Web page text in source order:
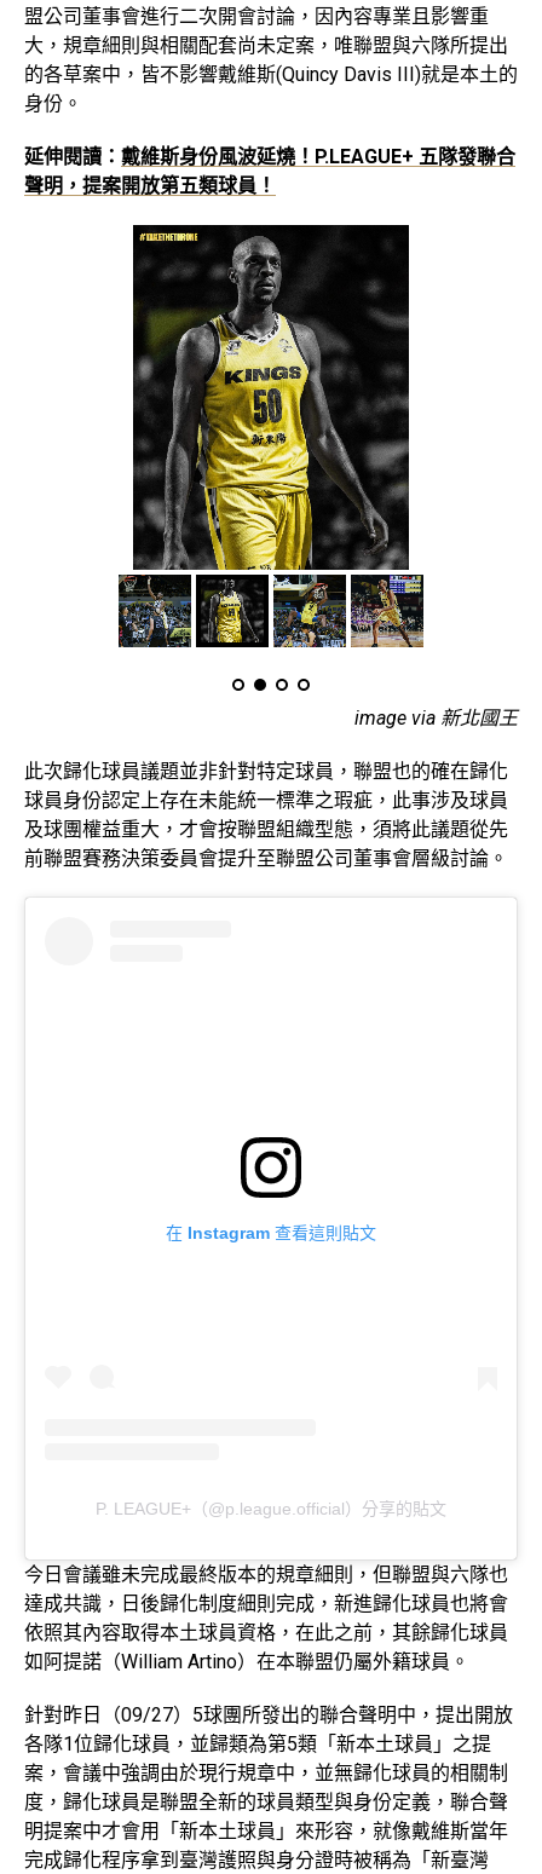
盟公司董事會進行二次開會討論，因內容專業且影響重
大，規章細則與相關配套尚未定案，唯聯盟與六隊所提出
的各草案中，皆不影響戴維斯(Quincy Davis III)就是本土的
身份。
延伸閱讀： 戴維斯身份風波延燒！P.LEAGUE+ 五隊發聯合
聲明，提案開放第五類球員！
image via 新北國王
此次歸化球員議題並非針對特定球員，聯盟也的確在歸化
球員身份認定上存在未能統一標準之瑕疵，此事涉及球員
及球團權益重大，才會按聯盟組織型態，須將此議題從先
前聯盟賽務決策委員會提升至聯盟公司董事會層級討論。
在 Instagram 查看這則貼文
P. LEAGUE+（@p.league.official）分享的貼文
今日會議雖未完成最終版本的規章細則，但聯盟與六隊也
達成共識，日後歸化制度細則完成，新進歸化球員也將會
依照其內容取得本土球員資格，在此之前，其餘歸化球員
如阿提諾（William Artino）在本聯盟仍屬外籍球員。
針對昨日（09/27）5球團所發出的聯合聲明中，提出開放
各隊1位歸化球員，並歸類為第5類「新本土球員」之提
案，會議中強調由於現行規章中，並無歸化球員的相關制
度，歸化球員是聯盟全新的球員類型與身份定義，聯合聲
明提案中才會用「新本土球員」來形容，就像戴維斯當年
完成歸化程序拿到臺灣護照與身分證時被稱為「新臺灣